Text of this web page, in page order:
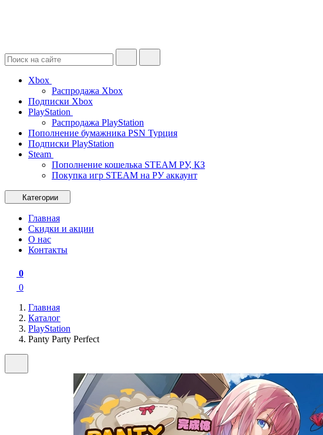
Xbox
Распродажа Xbox
Подписки Xbox
PlayStation
Распродажа PlayStation
Пополнение бумажника PSN Турция
Подписки PlayStation
Steam
Пополнение кошелька STEAM РУ, КЗ
Покупка игр STEAM на РУ аккаунт
Категории
Главная
Скидки и акции
О нас
Контакты
0
0
Главная
Каталог
PlayStation
Panty Party Perfect